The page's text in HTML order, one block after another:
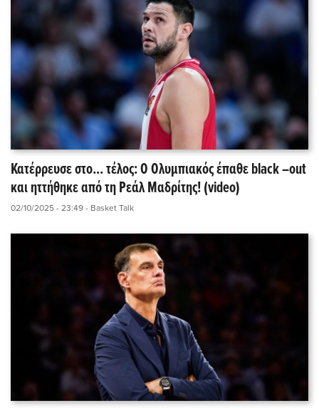
Κατέρρευσε στο... τέλος: Ο Ολυμπιακός έπαθε black –out
και ηττήθηκε από τη Ρεάλ Μαδρίτης! (video)
02/10/2025 - 23:49 - Basket Talk